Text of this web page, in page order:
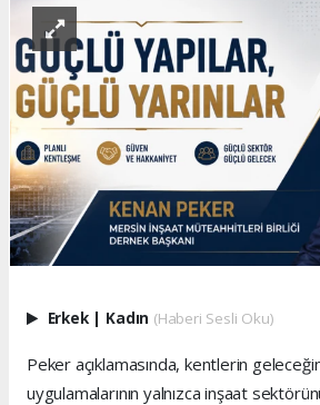
Erkek | Kadın (Haberi Sesli Oku)
Peker açıklamasında, kentlerin
uygulamalarının yalnızca inşaat